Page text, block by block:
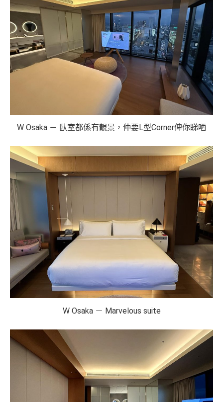
W Osaka － 臥室都係有靚景，仲要L型Corner俾你睇哂
W Osaka － Marvelous suite